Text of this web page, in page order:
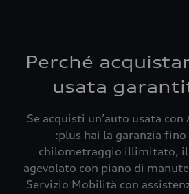
Perché
usata
Se acquisti un’auto usata
:plus hai la garanzia fino
chilometraggio illimitato,
agevolato con piano di
Servizio Mobilità con